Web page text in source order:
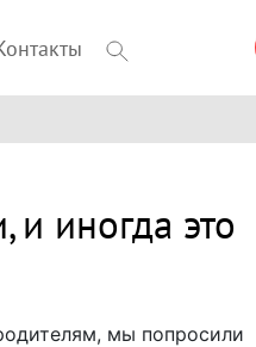
и иногда это
мы попросили